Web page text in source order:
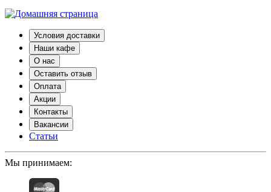
Условия доставки
Наши кафе
О нас
Оставить отзыв
Оплата
Акции
Контакты
Вакансии
Статьи
Мы принимаем: